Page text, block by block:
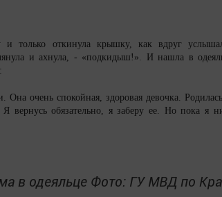
только откинула крышку, как вдруг
и ахнула, - «подкидыш!». И нашла в
очень спокойная, здоровая девочка.
вернусь обязательно, я заберу ее. Но пока я
в одеяльце Фото: ГУ МВД по